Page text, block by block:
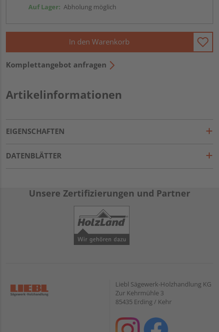
Auf Lager: Abholung möglich
In den Warenkorb
Komplettangebot anfragen
Artikelinformationen
EIGENSCHAFTEN
DATENBLÄTTER
Unsere Zertifizierungen und Partner
Liebl Sägewerk-Holzhandlung KG
Zur Kehrmühle 3
85435 Erding / Kehr